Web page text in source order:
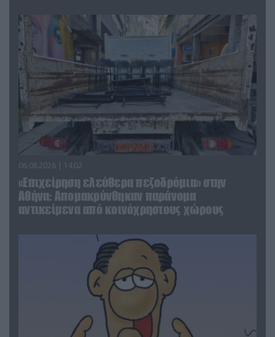
06.08.2026 | 14:02
«Επιχείρηση ελεύθερα πεζοδρόμια» στην
Αθήνα: Απομακρύνθηκαν παράνομα
αντικείμενα από κοινόχρηστους χώρους